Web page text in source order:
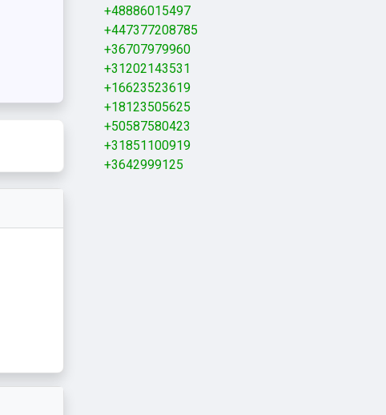
+48886015497
+447377208785
+36707979960
+31202143531
+16623523619
+18123505625
+50587580423
+31851100919
+3642999125